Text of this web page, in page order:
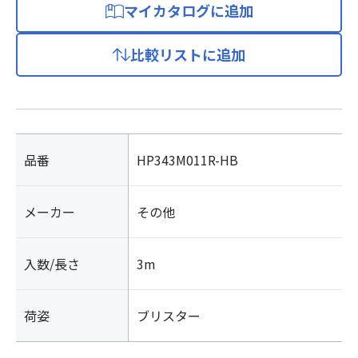
マイカタログに追加
比較リストに追加
品番 HP343M011R-HB
メーカー その他
入数/長さ 3m
荷姿 ブリスター